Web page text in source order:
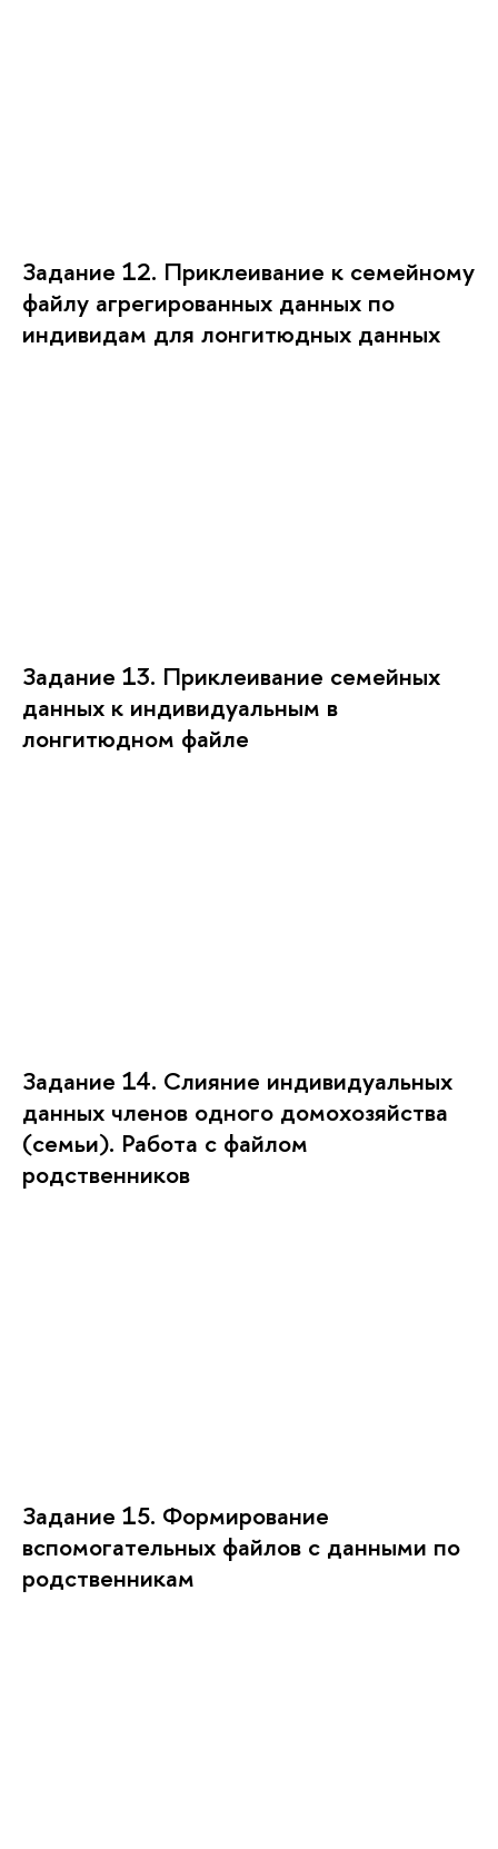
Задание 12. Приклеивание к семейному
файлу агрегированных данных по
индивидам для лонгитюдных данных
Задание 13. Приклеивание семейных
данных к индивидуальным в
лонгитюдном файле
Задание 14. Слияние индивидуальных
данных членов одного домохозяйства
(семьи). Работа с файлом
родственников
Задание 15. Формирование
вспомогательных файлов с данными по
родственникам